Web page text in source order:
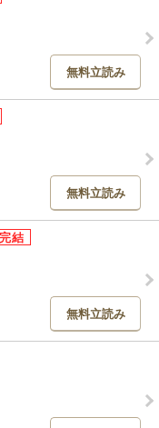
無料立読み
無料立読み
無料立読み